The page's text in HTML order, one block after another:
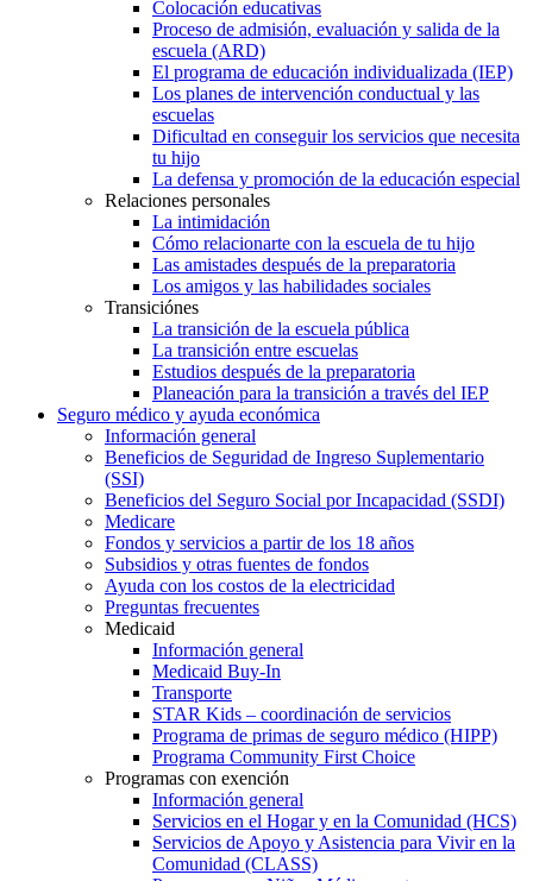
Colocación educativas
Proceso de admisión, evaluación y salida de la
escuela (ARD)
El programa de educación individualizada (IEP)
Los planes de intervención conductual y las
escuelas
Dificultad en conseguir los servicios que necesita
tu hijo
La defensa y promoción de la educación especial
Relaciones personales
La intimidación
Cómo relacionarte con la escuela de tu hijo
Las amistades después de la preparatoria
Los amigos y las habilidades sociales
Transiciónes
La transición de la escuela pública
La transición entre escuelas
Estudios después de la preparatoria
Planeación para la transición a través del IEP
Seguro médico y ayuda económica
Información general
Beneficios de Seguridad de Ingreso Suplementario
(SSI)
Beneficios del Seguro Social por Incapacidad (SSDI)
Medicare
Fondos y servicios a partir de los 18 años
Subsidios y otras fuentes de fondos
Ayuda con los costos de la electricidad
Preguntas frecuentes
Medicaid
Información general
Medicaid Buy-In
Transporte
STAR Kids – coordinación de servicios
Programa de primas de seguro médico (HIPP)
Programa Community First Choice
Programas con exención
Información general
Servicios en el Hogar y en la Comunidad (HCS)
Servicios de Apoyo y Asistencia para Vivir en la
Comunidad (CLASS)